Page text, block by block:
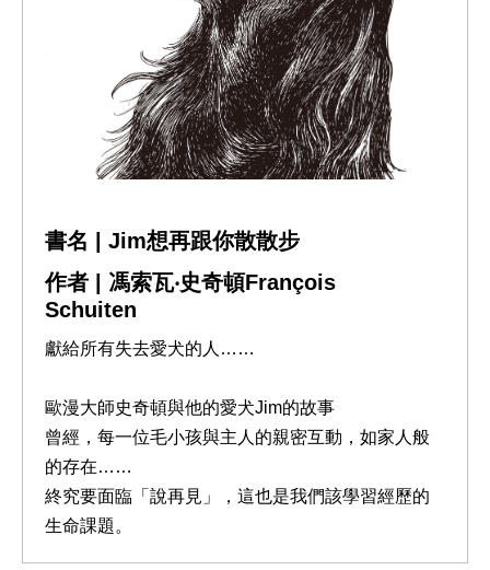
書名 | Jim想再跟你散散步
作者 | 馮索瓦‧史奇頓François
Schuiten
獻給所有失去愛犬的人……
歐漫大師史奇頓與他的愛犬Jim的故事
曾經，每一位毛小孩與主人的親密互動，如家人般
的存在……
終究要面臨「說再見」，這也是我們該學習經歷的
生命課題。